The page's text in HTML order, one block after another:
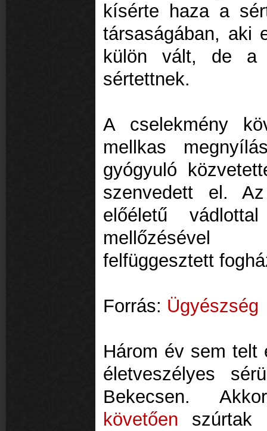
kísérte haza a
társaságában, aki
külön vált, de a
sértettnek.
A cselekmény
mellkas
gyógyuló
szenvedett el.
előéletű
mellőzésével
felfüggesztett
Forrás: Ügyészség
Három év sem
életveszélyes
Bekecsen.
követően szúrtak